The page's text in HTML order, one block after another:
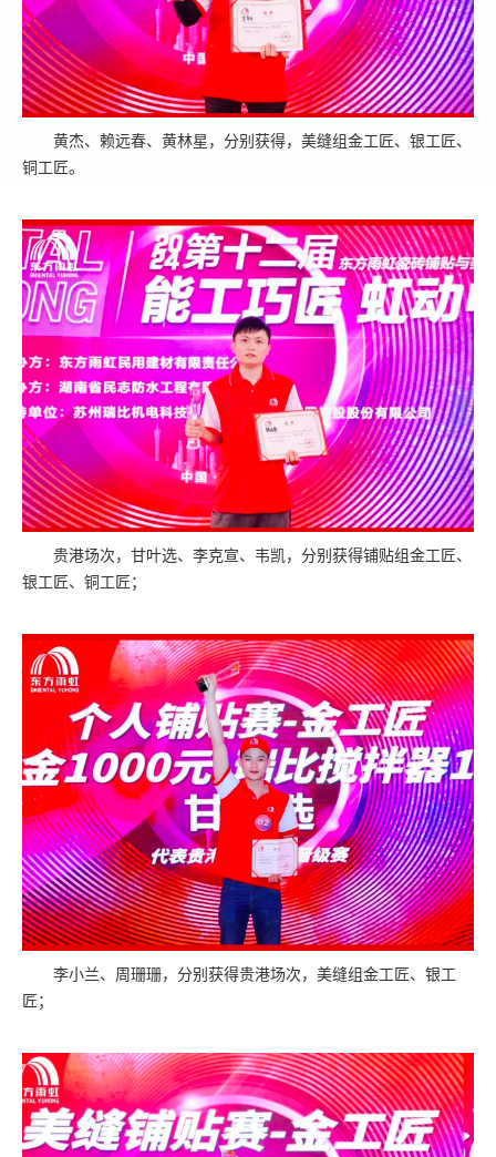
黄杰、赖远春、黄林星，分别获得，美缝组金工匠、银工匠、
铜工匠。
贵港场次，甘叶选、李克宣、韦凯，分别获得铺贴组金工匠、
银工匠、铜工匠；
李小兰、周珊珊，分别获得贵港场次，美缝组金工匠、银工
匠；